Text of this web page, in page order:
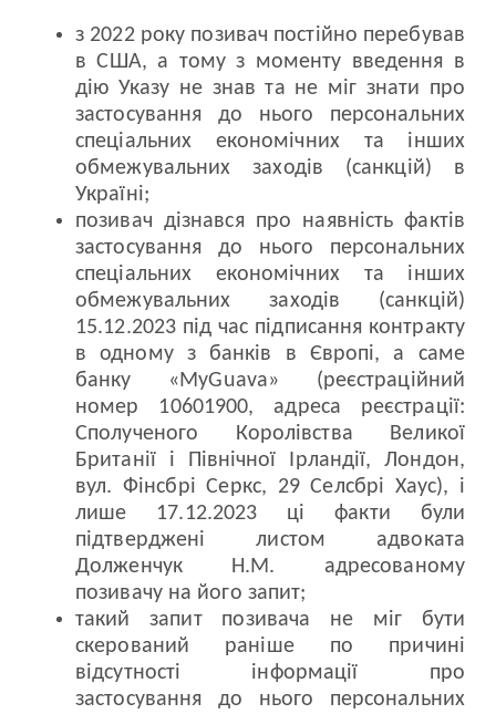
з 2022 року позивач постійно перебував
в США, а тому з моменту введення в
дію Указу не знав та не міг знати про
застосування до нього персональних
спеціальних економічних та інших
обмежувальних заходів (санкцій) в
Україні;
позивач дізнався про наявність фактів
застосування до нього персональних
спеціальних економічних та інших
обмежувальних заходів (санкцій)
15.12.2023 під час підписання контракту
в одному з банків в Європі, а саме
банку «MyGuava» (реєстраційний
номер 10601900, адреса реєстрації:
Сполученого Королівства Великої
Британії і Північної Ірландії, Лондон,
вул. Фінсбрі Серкс, 29 Селсбрі Хаус), і
лише 17.12.2023 ці факти були
підтверджені листом адвоката
Долженчук Н.М. адресованому
позивачу на його запит;
такий запит позивача не міг бути
скерований раніше по причині
відсутності інформації про
застосування до нього персональних